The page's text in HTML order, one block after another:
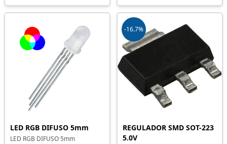
LED RGB DIFUSO 5mm
LED RGB DIFUSO 5mm
-16.7%
REGULADOR SMD SOT-223
5.0V